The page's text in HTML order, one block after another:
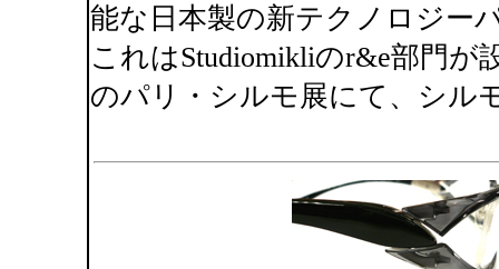
能な日本製の新テクノロジー
これはStudiomikliのr&e部門が
のパリ・シルモ展にて、シル